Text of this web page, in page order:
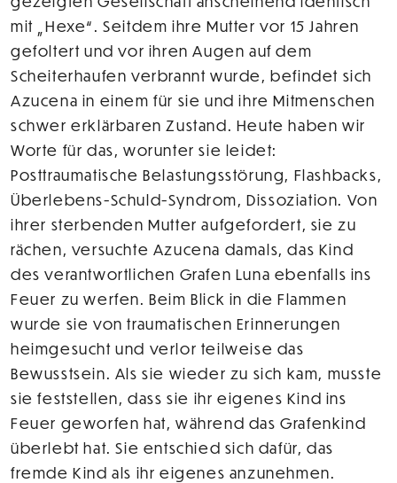
mit „Hexe“. Seitdem ihre Mutter vor 15 Jahren
gefoltert und vor ihren Augen auf dem
Scheiterhaufen verbrannt wurde, befindet sich
Azucena in einem für sie und ihre Mitmenschen
schwer erklärbaren Zustand. Heute haben wir
Worte für das, worunter sie leidet:
Posttraumatische Belastungsstörung, Flashbacks,
Überlebens-Schuld-Syndrom, Dissoziation. Von
ihrer sterbenden Mutter aufgefordert, sie zu
rächen, versuchte Azucena damals, das Kind
des verantwortlichen Grafen Luna ebenfalls ins
Feuer zu werfen. Beim Blick in die Flammen
wurde sie von traumatischen Erinnerungen
heimgesucht und verlor teilweise das
Bewusstsein. Als sie wieder zu sich kam, musste
sie feststellen, dass sie ihr eigenes Kind ins
Feuer geworfen hat, während das Grafenkind
überlebt hat. Sie entschied sich dafür, das
fremde Kind als ihr eigenes anzunehmen.